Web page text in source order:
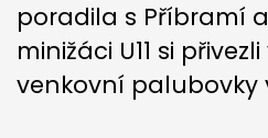
poradila s Příbramí
minižáci U11 si
venkovní palubovky